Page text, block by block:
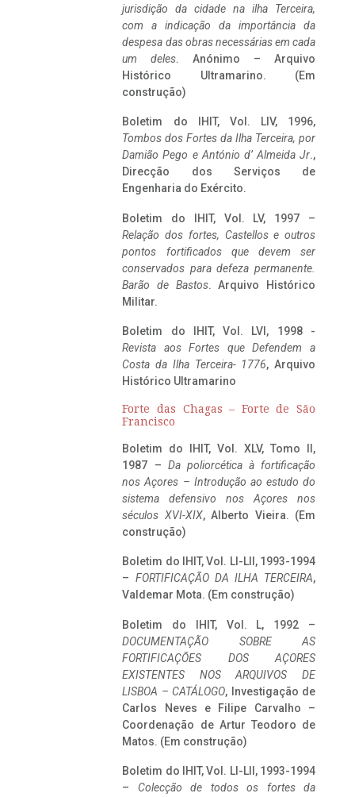
jurisdição da cidade na ilha Terceira,
com a indicação da importância da
despesa das obras necessárias em cada
um deles. Anónimo – Arquivo
Histórico Ultramarino. (Em
construção)
Boletim do IHIT, Vol. LIV, 1996,
Tombos dos Fortes da Ilha Terceira, por
Damião Pego e António d’ Almeida Jr.,
Direcção dos Serviços de
Engenharia do Exército.
Boletim do IHIT, Vol. LV, 1997 –
Relação dos fortes, Castellos e outros
pontos fortificados que devem ser
conservados para defeza permanente.
Barão de Bastos. Arquivo Histórico
Militar.
Boletim do IHIT, Vol. LVI, 1998 -
Revista aos Fortes que Defendem a
Costa da Ilha Terceira- 1776, Arquivo
Histórico Ultramarino
Forte das Chagas – Forte de São
Francisco
Boletim do IHIT, Vol. XLV, Tomo II,
1987 – Da poliorcética à fortificação
nos Açores – Introdução ao estudo do
sistema defensivo nos Açores nos
séculos XVI-XIX, Alberto Vieira. (Em
construção)
Boletim do IHIT, Vol. LI-LII, 1993-1994
– FORTIFICAÇÃO DA ILHA TERCEIRA,
Valdemar Mota. (Em construção)
Boletim do IHIT, Vol. L, 1992 –
DOCUMENTAÇÃO SOBRE AS
FORTIFICAÇÕES DOS AÇORES
EXISTENTES NOS ARQUIVOS DE
LISBOA – CATÁLOGO, Investigação de
Carlos Neves e Filipe Carvalho –
Coordenação de Artur Teodoro de
Matos. (Em construção)
Boletim do IHIT, Vol. LI-LII, 1993-1994
– Colecção de todos os fortes da